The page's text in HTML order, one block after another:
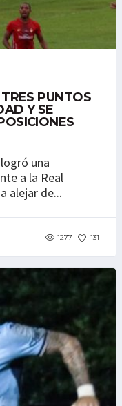
PUNTOS
Y SE
una
a la Real
alejar de...
1277 131